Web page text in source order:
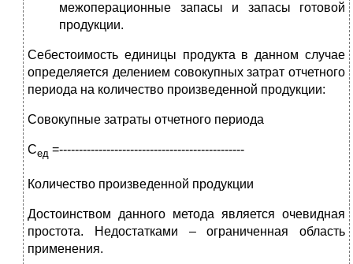
межоперационные запасы и запасы готовой
продукции.
Себестоимость единицы продукта в данном случае
определяется делением совокупных затрат отчетного
периода на количество произведенной продукции:
Совокупные затраты отчетного периода
Сед =-----------------------------------------------
Количество произведенной продукции
Достоинством данного метода является очевидная
простота. Недостатками – ограниченная область
применения.